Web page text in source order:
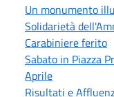
Un monumento
Solidarietà
Carabiniere ferito
Sabato in Piazza
Aprile
Risultati e